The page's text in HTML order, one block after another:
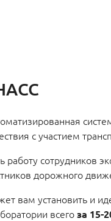
с участием
работу сотрудников
дорожного
вам установить и
всегоза 15-